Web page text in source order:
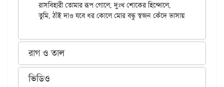
রাসবিহারী তোমার রূপ গোলে, দুঃখ শোকের হিন্দোলে,
রাগ ও তাল
ভিডিও